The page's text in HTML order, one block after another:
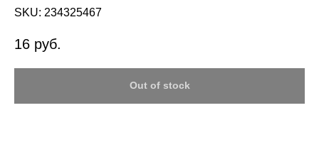
SKU: 234325467
16 руб.
Out of stock